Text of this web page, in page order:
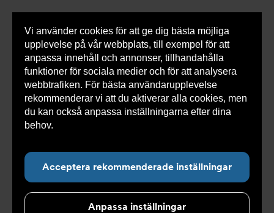
Vi använder cookies för att ge dig bästa möjliga
upplevelse på vår webbplats, till exempel för att
anpassa innehåll och annonser, tillhandahålla
funktioner för sociala medier och för att analysera
webbtrafiken. För bästa användarupplevelse
rekommenderar vi att du aktiverar alla cookies, men
du kan också anpassa inställningarna efter dina
behov.
Acceptera rekommenderade inställningar
Anpassa inställningar
0 varorSnabborder
Du
här:
Armatec > Produkter > Kyla > Ventiler NC
Tillbehör ventiler
> Tillbehör manöverdon NC AT 3252-